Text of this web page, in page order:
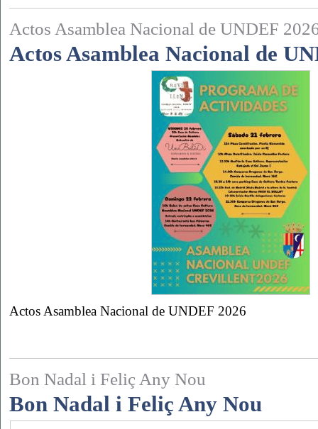
Actos Asamblea Nacional de UNDEF
Actos Asamblea Nacional de
Actos Asamblea Nacional de UNDEF 2026
Bon Nadal i Feliç Any Nou
Bon Nadal i Feliç Any Nou